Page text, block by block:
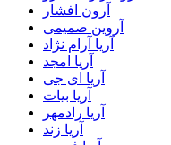
آرون افشار
آروین صمیمی
آریا آرام نژاد
آریا امجد
آریا ای جی
آریا بیات
آریا رادمهر
آریا زند